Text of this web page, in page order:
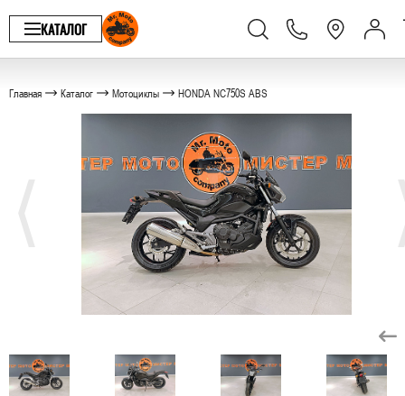
КАТАЛОГ
Главная Каталог Мотоциклы HONDA NC750S ABS